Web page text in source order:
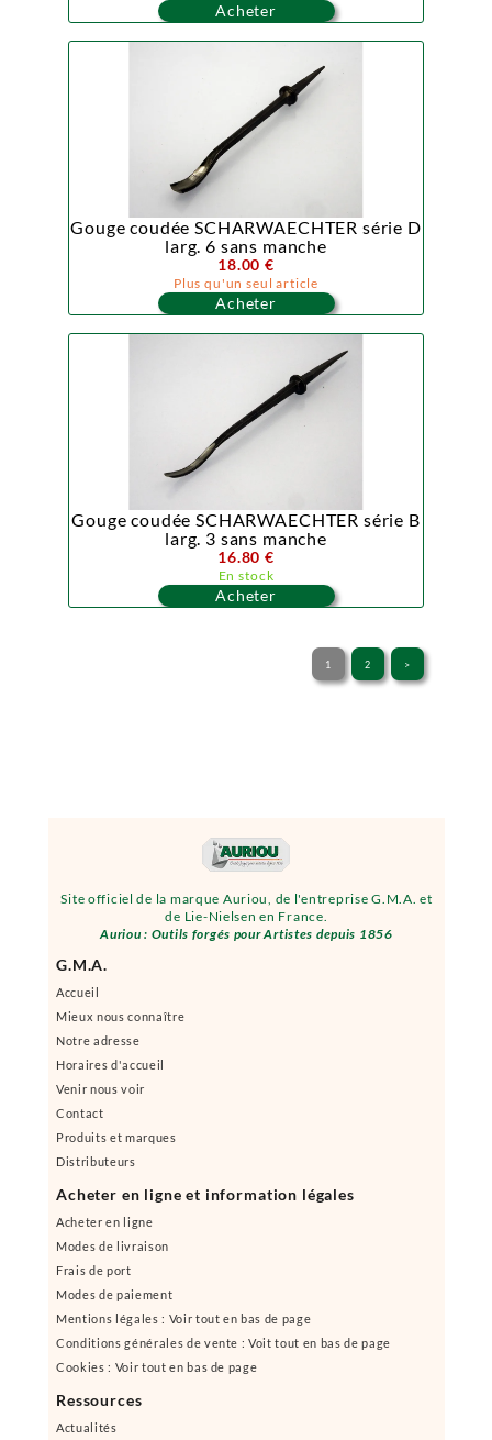
Site officiel de la marque Auriou, de l'entreprise G.M.A. et
de Lie-Nielsen en France.
Auriou : Outils forgés pour Artistes depuis 1856
G.M.A.
Accueil
Mieux nous connaître
Notre adresse
Horaires d'accueil
Venir nous voir
Contact
Produits et marques
Distributeurs
Acheter en ligne et information légales
Acheter en ligne
Modes de livraison
Frais de port
Modes de paiement
Mentions légales : Voir tout en bas de page
Conditions générales de vente : Voit tout en bas de page
Cookies : Voir tout en bas de page
Ressources
Actualités
Acheter
Gouge coudée SCHARWAECHTER série D
larg. 6 sans manche
18.00 €
Plus qu'un seul article
Acheter
Gouge coudée SCHARWAECHTER série B
larg. 3 sans manche
16.80 €
En stock
Acheter
1 2 >